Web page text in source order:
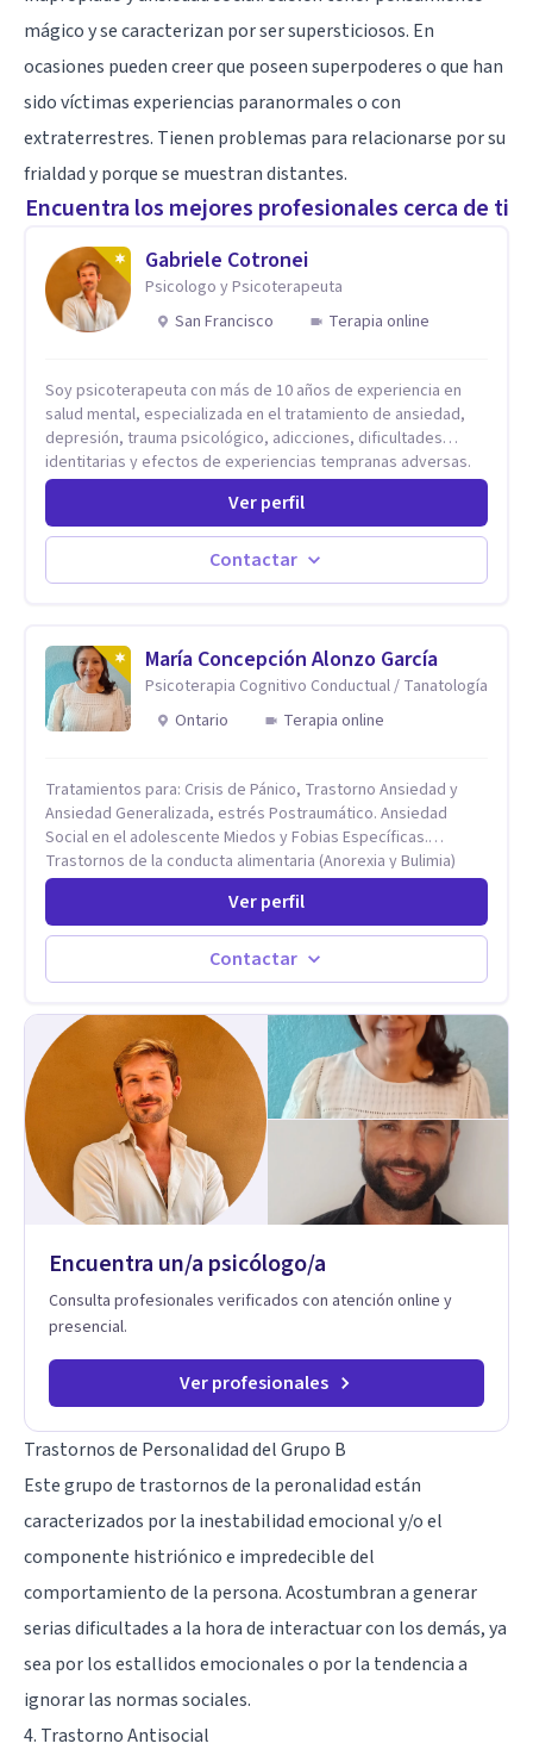
mágico y se caracterizan por ser supersticiosos. En
ocasiones pueden creer que poseen superpoderes o que han
sido víctimas experiencias paranormales o con
extraterrestres. Tienen problemas para relacionarse por su
frialdad y porque se muestran distantes.
Encuentra los mejores profesionales cerca de ti
Gabriele Cotronei
Psicologo y Psicoterapeuta
San Francisco
Terapia online
Soy psicoterapeuta con más de 10 años de experiencia en
salud mental, especializada en el tratamiento de ansiedad,
depresión, trauma psicológico, adicciones, dificultades
identitarias y efectos de experiencias tempranas adversas.
Ofrezco un espacio terapéutico seguro, confidencial y
profundamente humano, donde el dolor emocional puede
transformarse en autoconocimiento, regulación emocional y
psicoanálisis, terapia somática y de trauma, psicología
Psicología Analítica Junguiana. Mi abordaje también incorpora
perspectivas interculturales, ecopsicología y el trabajo
simbólico con el inconsciente, entendiendo que cada
proceso terapéutico es único y requiere una mirada
Ver perfil
Contactar
María Concepción Alonzo García
Psicoterapia Cognitivo Conductual / Tanatología
Ontario
Terapia online
Tratamientos para: Crisis de Pánico, Trastorno Ansiedad y
Ansiedad Generalizada, estrés Postraumático. Ansiedad
Social en el adolescente Miedos y Fobias Específicas.
Trastornos de la conducta alimentaria (Anorexia y Bulimia)
Modificación conductas no deseadas. Impulsividad,
conductas obsesivas, compulsividad. Trastorno obsesivo
compulsivo. Tratamiento Eficaz para la Depresión (AC)
Evaluación, contención e intervención en riesgo Suicida
Conductas autolesivas en el adolescente. Problemas con el
Mindfulness. Estimulación temprana, Establecimiento del
vínculo del Apego Seguro. Orientación sexual,
Acompañamiento Tanatológico. Cuidados paliativos en
enfermedades crónicas.
Ver perfil
Contactar
Encuentra un/a psicólogo/a
Consulta profesionales verificados con atención online y
presencial.
Ver profesionales
Trastornos de Personalidad del Grupo B
Este grupo de trastornos de la peronalidad están
caracterizados por la inestabilidad emocional y/o el
componente histriónico e impredecible del
comportamiento de la persona. Acostumbran a generar
serias dificultades a la hora de interactuar con los demás, ya
sea por los estallidos emocionales o por la tendencia a
ignorar las normas sociales.
4. Trastorno Antisocial